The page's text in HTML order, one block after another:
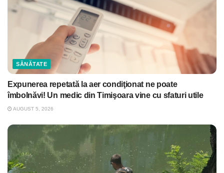
SĂNĂTATE
Expunerea repetată la aer condiţionat ne poate
îmbolnăvi! Un medic din Timişoara vine cu sfaturi utile
AUGUST 5, 2026